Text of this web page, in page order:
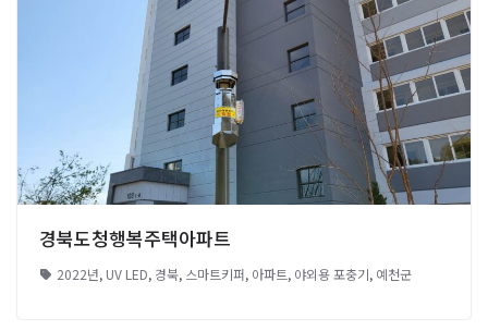
경북도청행복주택아파트
2022년, UV LED, 경북, 스마트키퍼, 아파트, 야외용 포충기, 예천군